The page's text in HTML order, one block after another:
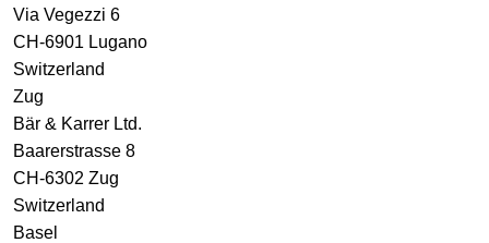
Via Vegezzi 6
CH-6901 Lugano
Switzerland
Zug
Bär & Karrer Ltd.
Baarerstrasse 8
CH-6302 Zug
Switzerland
Basel